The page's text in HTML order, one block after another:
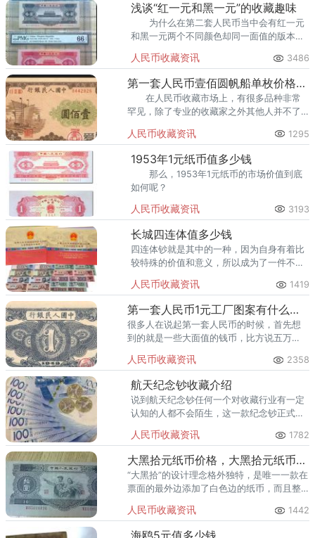
浅谈“红一元和黑一元”的收藏趣味
为什么在第二套人民币当中会有红一元
和黑一元两个不同颜色却同一面值的版本
人民币收藏资讯 3486
第一套人民币壹佰圆帆船单枚价格高达四万左右
在人民币收藏市场上，有很多品种非常
罕见，除了专业的收藏家之外其他人并不了
一套人民币壹佰圆帆船为例，有多少人见过
这款钱币的真面目呢？
人民币收藏资讯 1295
1953年1元纸币值多少钱
那么，1953年1元纸币的市场价值到底
如何呢？
人民币收藏资讯 3193
长城四连体值多少钱
四连体钞就是其中的一种，因为自身有着比
较特殊的价值和意义，所以成为了一件不错
呢？
人民币收藏资讯 1419
第一套人民币1元工厂图案有什么特点
很多人在说起第一套人民币的时候，首先想
到的就是一些大面值的钱币，比方说五万
当中还发行了面值比较小的钱币，比方说一
元、五元。
人民币收藏资讯 2358
航天纪念钞收藏介绍
说到航天纪念钞任何一个对收藏行业有一定
认知的人都不会陌生，这一款纪念钞正式发
主题而打造的一款纪念钞。
人民币收藏资讯 1782
大黑拾元纸币价格，大黑拾元纸币价格走势
“大黑拾”的设计理念格外独特，是唯一一款在
票面的最外边添加了白色边的纸币，而且整
币设计史上一笔浓厚的色彩。
人民币收藏资讯 1442